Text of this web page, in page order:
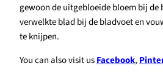
gewoon de uitgebloeide bloem bij de
verwelkte blad bij de bladvoet en
te knijpen.
You can also visit usFacebook,